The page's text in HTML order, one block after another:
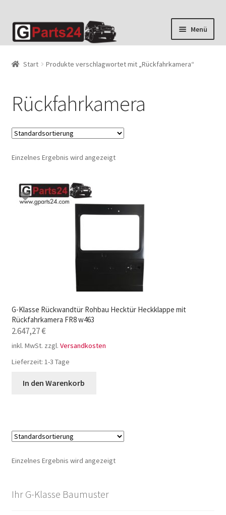
Zur
Navigation
Zum
Inhalt
Menü
Start Produkte verschlagwortet mit „Rückfahrkamera“
Rückfahrkamera
Einzelnes Ergebnis wird angezeigt
G-Klasse Rückwandtür Rohbau Hecktür Heckklappe mit
Rückfahrkamera FR8 w463
2.647,27€
inkl. MwSt. zzgl. Versandkosten
Lieferzeit: 1-3 Tage
In den Warenkorb
Einzelnes Ergebnis wird angezeigt
Ihr G-Klasse Baumuster